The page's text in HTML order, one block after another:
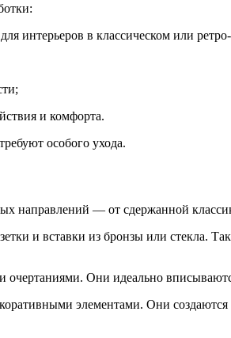
интерьеров в классическом или
и комфорта.
особого ухода.
направлений — от сдержанной
и вставки из бронзы или стекла.
Они идеально
элементами. Они